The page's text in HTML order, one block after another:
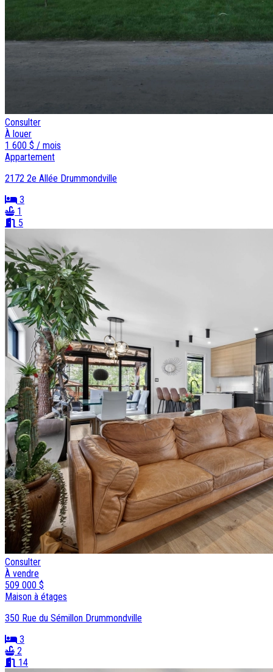
Consulter
À louer
1 600 $ / mois
Appartement
2172 2e Allée Drummondville
3
1
5
Consulter
À vendre
509 000 $
Maison à étages
350 Rue du Sémillon Drummondville
3
2
14